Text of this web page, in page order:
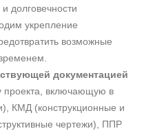
долговечности
укрепление
возможные
документацией
проекта, включающую в
КМД (конструкционные и
чертежи), ППР